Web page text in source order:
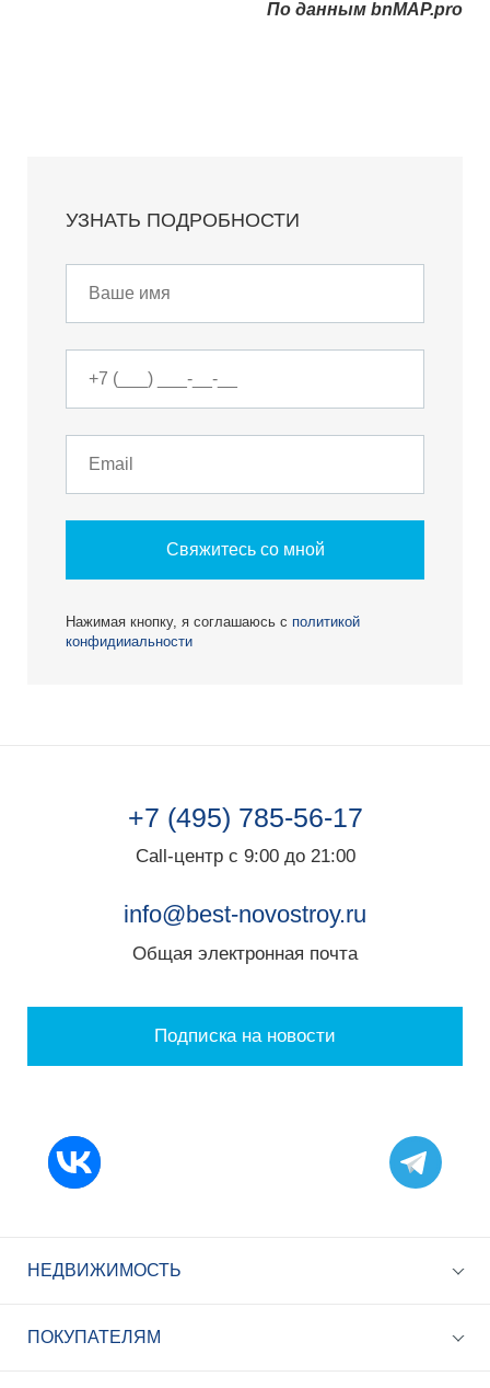
По данным bnMAP.pro
УЗНАТЬ ПОДРОБНОСТИ
Свяжитесь со мной
Нажимая кнопку, я соглашаюсь с политикой
конфидииальности
+7 (495) 785-56-17
Call-центр с 9:00 до 21:00
info@best-novostroy.ru
Общая электронная почта
Подписка на новости
НЕДВИЖИМОСТЬ
ПОКУПАТЕЛЯМ